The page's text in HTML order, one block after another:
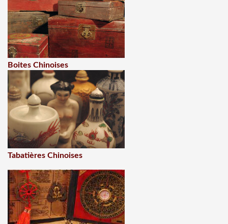
Boites Chinoises
Tabatières Chinoises